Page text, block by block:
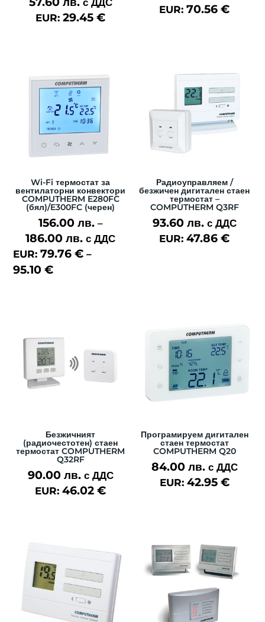
EUR:29.45€
EUR:70.56€
Wi-Fi термостат за
вентилаторни конвектори
COMPUTHERM E280FC
(бял)/E300FC (черен)
156.00 лв. –
186.00лв.Price
range:
с ДДС
EUR:79.76€ –
95.10€
Радиоуправляем /
безжичен дигитален стаен
термостат –
COMPUTHERM Q3RF
93.60 лв. с ДДС
EUR:47.86€
Безжичният
(радиочестотен) стаен
термостат COMPUTHERM
Q32RF
90.00 лв. с ДДС
EUR:46.02€
Програмируем дигитален
стаен термостат
COMPUTHERM Q20
84.00 лв. с ДДС
EUR: 42.95 €